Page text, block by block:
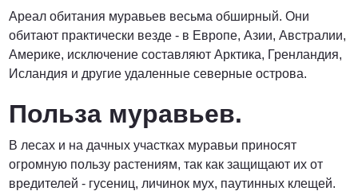
Ареал обитания муравьев весьма обширный. Они
обитают практически везде - в Европе, Азии, Австралии,
Америке, исключение составляют Арктика, Гренландия,
Исландия и другие удаленные северные острова.
Польза муравьев.
В лесах и на дачных участках муравьи приносят
огромную пользу растениям, так как защищают их от
вредителей - гусениц, личинок мух, паутинных клещей.